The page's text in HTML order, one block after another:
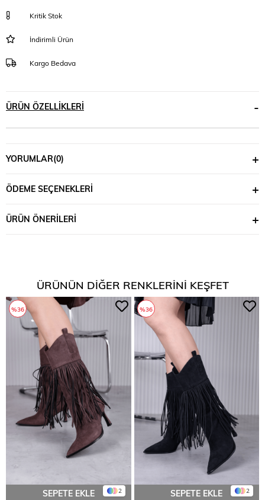
Kritik Stok
İndirimli Ürün
Kargo Bedava
ÜRÜN ÖZELLIKLERI
YORUMLAR(0)
ÖDEME SEÇENEKLERI
ÜRÜN ÖNERILERI
ÜRÜNÜN DIĞER RENKLERINI KEŞFET
2
SEPETE EKLE
%36
2
SEPETE EKLE
%36